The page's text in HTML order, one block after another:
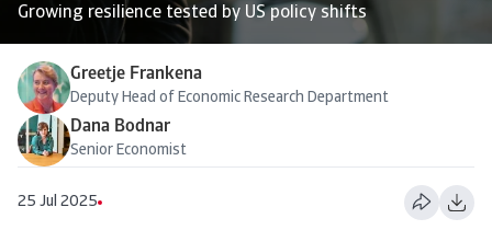
Growing resilience tested by US policy shifts
Greetje Frankena
Deputy Head of Economic Research Department
Dana Bodnar
Senior Economist
25 Jul 2025